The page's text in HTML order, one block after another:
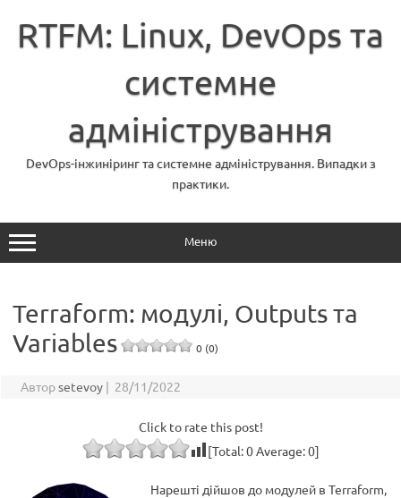
вмістуRTFM: Linux, DevOps та
системне
адміністрування
DevOps-інжиніринг та системне адміністрування. Випадки з
практики.
Меню
Terraform: модулі, Outputs та
Variables
0 (0)
Авторsetevoy | 28/11/2022
Click to rate this post!
[Total:0Average:0]
Нарешті дійшов до модулей в Terraform,